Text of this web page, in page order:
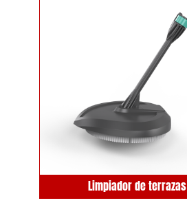
Limpiador de terrazas